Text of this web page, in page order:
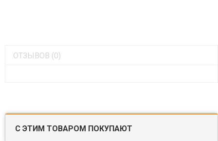
ОТЗЫВОВ (0)
С ЭТИМ ТОВАРОМ ПОКУПАЮТ